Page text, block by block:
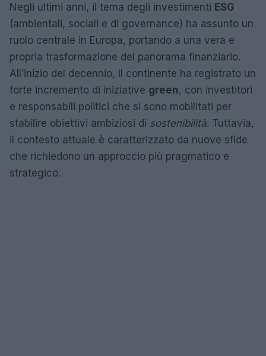
Negli ultimi anni, il tema degli investimenti ESG
(ambientali, sociali e di governance) ha assunto un
ruolo centrale in Europa, portando a una vera e
propria trasformazione del panorama finanziario.
All’inizio del decennio, il continente ha registrato un
forte incremento di iniziative green, con investitori
e responsabili politici che si sono mobilitati per
stabilire obiettivi ambiziosi di sostenibilità. Tuttavia,
il contesto attuale è caratterizzato da nuove sfide
che richiedono un approccio più pragmatico e
strategico.